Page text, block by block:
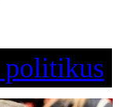
politikus